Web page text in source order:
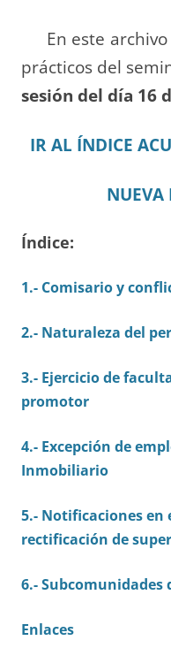
En este
prácticos del
sesión del día 16
IR AL ÍNDICE
NUEVA
Índice:
1.- Comisario y
2.- Naturaleza del
3.- Ejercicio de
promotor
4.- Excepción de
Inmobiliario
5.- Notificaciones en
rectificación de
6.- Subcomunidades
Enlaces